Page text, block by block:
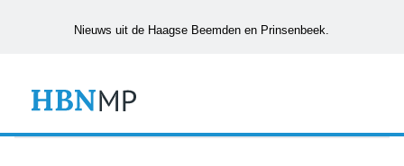
Nieuws uit de Haagse Beemden en Prinsenbeek.